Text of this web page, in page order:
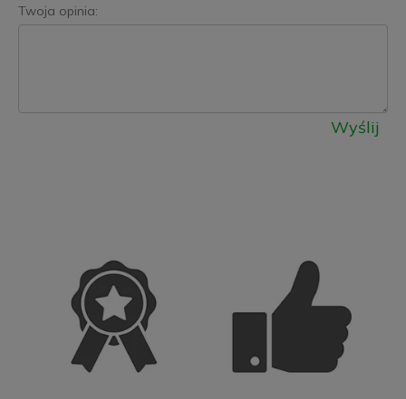
Twoja opinia:
Wyślij